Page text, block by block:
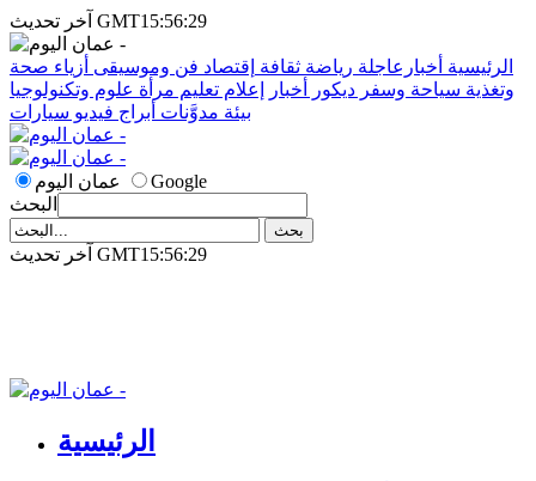
آخر تحديث GMT15:56:29
الرئيسية أخبارعاجلة رياضة ثقافة إقتصاد فن وموسيقى أزياء صحة
وتغذية سياحة وسفر ديكور أخبار إعلام تعليم مرأة علوم وتكنولوجيا
بيئة مدوَّنات أبراج فيديو سيارات
عمان اليوم
Google
البحث
آخر تحديث GMT15:56:29
الرئيسية